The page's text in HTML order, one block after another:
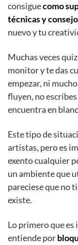
consiguecomo
técnicas y
nuevo y tu
Muchas veces
monitor y te das
empezar, ni
fluyen, no
encuentra en
Este tipo de
artistas, pero es
exento cualquier
un ambiente que
pareciese que no
existe.
Lo primero que
entiende por